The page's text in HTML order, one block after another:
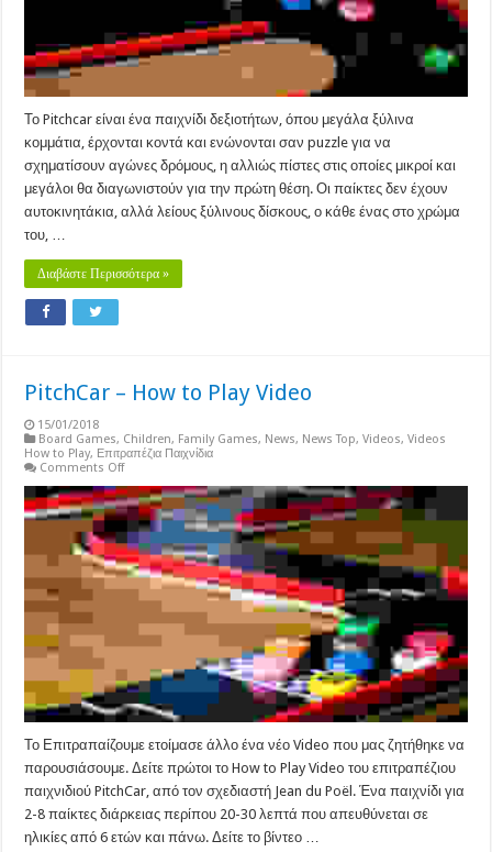
Το Pitchcar είναι ένα παιχνίδι δεξιοτήτων, όπου μεγάλα ξύλινα
κομμάτια, έρχονται κοντά και ενώνονται σαν puzzle για να
σχηματίσουν αγώνες δρόμους, η αλλιώς πίστες στις οποίες μικροί και
μεγάλοι θα διαγωνιστούν για την πρώτη θέση. Οι παίκτες δεν έχουν
αυτοκινητάκια, αλλά λείους ξύλινους δίσκους, ο κάθε ένας στο χρώμα
του, …
Διαβάστε Περισσότερα »
PitchCar – How to Play Video
15/01/2018
Board Games, Children, Family Games, News, News Top,Videos,Videos
How to Play, Επιτραπέζια Παιχνίδια
Comments Offon
–
How
to
Video
Το Επιτραπαίζουμε ετοίμασε άλλο ένα νέο Video που μας ζητήθηκε να
παρουσιάσουμε. Δείτε πρώτοι το How to Play Video του επιτραπέζιου
παιχνιδιού PitchCar, από τον σχεδιαστή Jean du Poël. Ένα παιχνίδι για
2-8 παίκτες διάρκειας περίπου 20-30 λεπτά που απευθύνεται σε
ηλικίες από 6 ετών και πάνω. Δείτε το βίντεο …